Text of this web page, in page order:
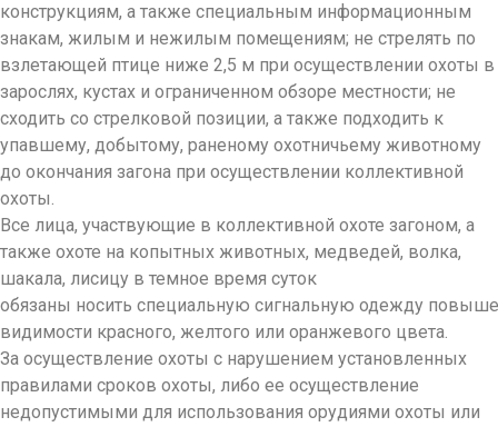
конструкциям, а также специальным информационным
знакам, жилым и нежилым помещениям; не стрелять по
взлетающей птице ниже 2,5 м при осуществлении охоты в
зарослях, кустах и ограниченном обзоре местности; не
сходить со стрелковой позиции, а также подходить к
упавшему, добытому, раненому охотничьему животному
до окончания загона при осуществлении коллективной
охоты.
Все лица, участвующие в коллективной охоте загоном, а
также охоте на копытных животных, медведей, волка,
шакала, лисицу в темное время суток
обязаны носить специальную сигнальную одежду
видимости красного, желтого или оранжевого цвета.
За осуществление охоты с нарушением установленных
правилами сроков охоты, либо ее осуществление
недопустимыми для использования орудиями охоты или